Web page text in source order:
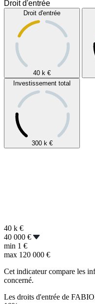
Droit d'entrée
40 k €
Investissement total
300 k €
40 k €
40 000 €
min 1 €
max 120 000 €
Cet indicateur compare les
concerné.
Les droits d'entrée de